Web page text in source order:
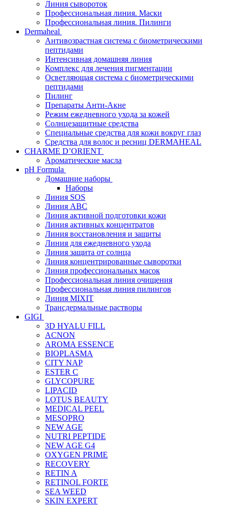
Линия сывороток
Профессиональная линия. Маски
Профессиональная линия. Пилинги
Dermaheal
Антивозрастная система с биометрическими
пептидами
Интенсивная домашняя линия
Комплекс для лечения пигментации
Осветляющая система с биометрическими
пептидами
Пилинг
Препараты Анти-Акне
Режим ежедневного ухода за кожей
Солнцезащитные средства
Специальные средства для кожи вокруг глаз
Средства для волос и ресниц DERMAHEAL
CHARME D’ORIENT
Ароматические масла
pH Formula
Домашние наборы
Наборы
Линия SOS
Линия АВС
Линия активной подготовки кожи
Линия активных концентратов
Линия восстановления и защиты
Линия для ежедневного ухода
Линия защита от солнца
Линия концентрированные сыворотки
Линия профессиональных масок
Профессиональная линия очищения
Профессиональная линия пилингов
Линия MIXIT
Трансдермальные растворы
GIGI
3D HYALU FILL
ACNON
AROMA ESSENCE
BIOPLASMA
CITY NAP
ESTER C
GLYCOPURE
LIPACID
LOTUS BEAUTY
MEDICAL PEEL
MESOPRO
NEW AGE
NUTRI PEPTIDE
NEW AGE G4
OXYGEN PRIME
RECOVERY
RETIN A
RETINOL FORTE
SEA WEED
SKIN EXPERT